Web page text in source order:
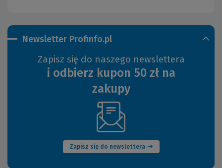
Newsletter Profinfo.pl
Zapisz się do naszego newslettera
i odbierz kupon 50 zł na
zakupy
Zapisz się do newslettera
(Nowe
okno)